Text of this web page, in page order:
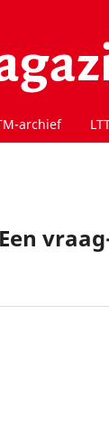
archief